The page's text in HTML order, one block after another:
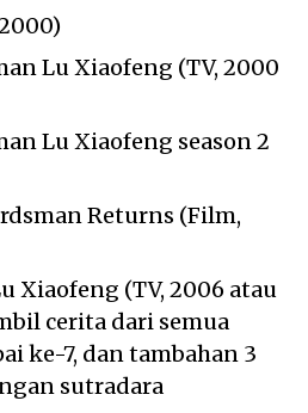
Lu Xiaofeng (TV, 2000
Lu Xiaofeng season 2
Returns (Film,
Xiaofeng (TV, 2006 atau
cerita dari semua
ke-7, dan tambahan 3
sutradara